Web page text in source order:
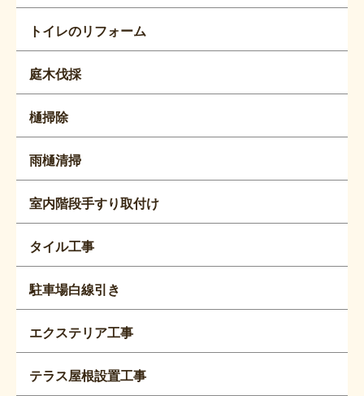
トイレのリフォーム
庭木伐採
樋掃除
雨樋清掃
室内階段手すり取付け
タイル工事
駐車場白線引き
エクステリア工事
テラス屋根設置工事